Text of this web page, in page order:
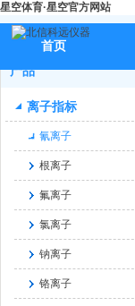
星空体育·星空官方网站
首页
首页 >> 产品
产品
离子指标
氰离子
根离子
氟离子
氯离子
钠离子
铬离子